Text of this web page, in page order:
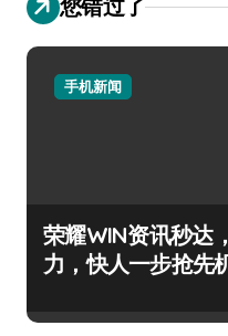
您错过了
手机新闻
荣耀WIN资讯秒达
力，快人一步抢先